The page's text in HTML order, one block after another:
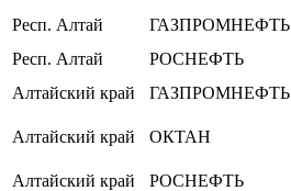
Респ. Алтай ГАЗПРОМНЕФТЬ
Респ. Алтай
РОСНЕФТЬ
Алтайский край
ГАЗПРОМНЕФТЬ
Алтайский край ОКТАН
Алтайский край РОСНЕФТЬ